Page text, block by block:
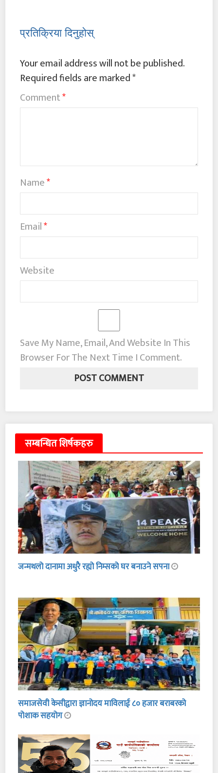
प्रतिक्रिया दिनुहोस्
Your email address will not be published.
Required fields are marked*
Comment*
Name*
Email*
Website
Save My Name, Email, And Website In This
Browser For The Next Time I Comment.
सम्बन्धित शिर्षकहरु
जन्मथलो दानामा अधुरै रह्यो निम्सको घर बनाउने सपना
समाजसेवी केसीद्वारा ज्ञानोदय माविलाई ८० हजार बराबरको
पोशाक सहयोग